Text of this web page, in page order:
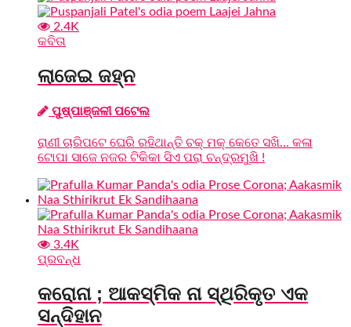
2.4K
କବିତା
ଲାଜେଇ ଜହ୍ନ
ପୁଷ୍ପାଞ୍ଜଳୀ ପଟେଲ
ରାଣୀ ଚାରିପଟେ ଘେରି ରହିଥାନ୍ତି ଚକ୍‌ ମକ୍‌ କେତେ ସଖି... କଳା
ଟୋପା ସାଜେ ନଜର ଟିକିକା ସିଏ ପରା ଚନ୍ଦ୍ରମୁଖି !
3.4K
ପ୍ରବନ୍ଧ
କରୋନା ; ଆକସ୍ମିକ ନା ସ୍ଥିରିକୃତ ଏକ
ସନ୍ଦିହାନ